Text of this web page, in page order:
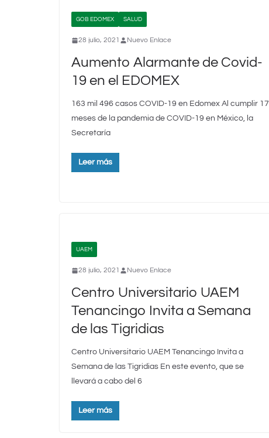
GOB EDOMEX SALUD
28 julio, 2021 Nuevo Enlace
Aumento Alarmante de Covid-
19 en el EDOMEX
163 mil 496 casos COVID-19 en Edomex Al cumplir 17
meses de la pandemia de COVID-19 en México, la
Secretaría
Leer más
UAEM
28 julio, 2021 Nuevo Enlace
Centro Universitario UAEM
Tenancingo Invita a Semana
de las Tigridias
Centro Universitario UAEM Tenancingo Invita a
Semana de las Tigridias En este evento, que se
llevará a cabo del 6
Leer más